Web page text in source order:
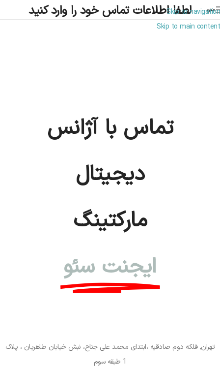
Skip to navigation
Skip to main content
منو لطفا اطلاعات تماس خود را وارد کنید
تماس با آژانس
دیجیتال
مارکتینگ
ایجنت سئو
تهران, فلکه دوم صادقیه ،ابتدای محمد علی جناح، نبش خیابان طاهریان ، پلاک
1 طبقه سوم